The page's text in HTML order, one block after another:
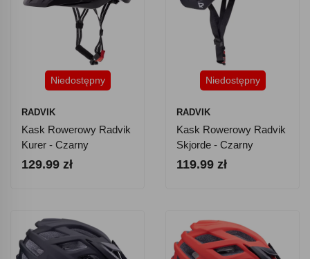
Niedostępny
RADVIK
Kask Rowerowy Radvik
Kurer - Czarny
129.99 zł
Niedostępny
RADVIK
Kask Rowerowy Radvik
Skjorde - Czarny
119.99 zł